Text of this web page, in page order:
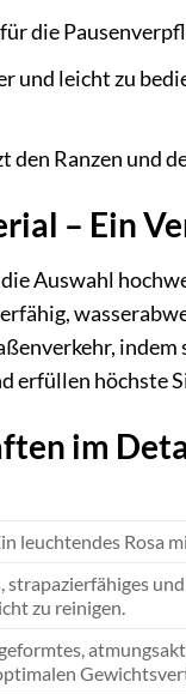
die
und leicht zu
den Ranzen und
– Ein
Auswahl
erfüllen höchste
im
leuchtendes Rosa
strapazierfähiges
zu reinigen.